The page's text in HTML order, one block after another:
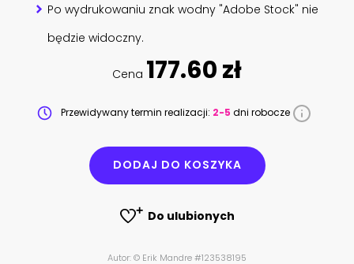
Po wydrukowaniu znak wodny "Adobe Stock" nie
będzie widoczny.
Cena 177.60 zł
Przewidywany termin realizacji: 2-5 dni robocze
DODAJ DO KOSZYKA
Do ulubionych
Autor: © Erik Mandre #123538195